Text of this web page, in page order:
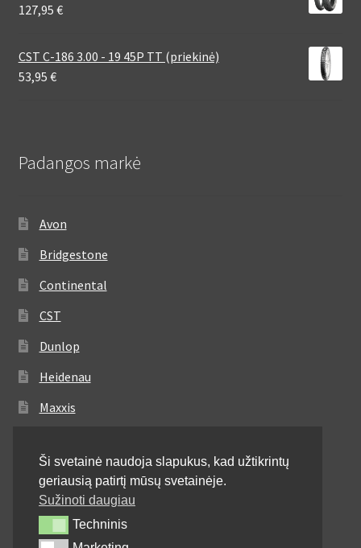
127,95 €
CST C-186 3.00 - 19 45P TT (priekinė)
53,95 €
Padangos markė
Avon
Bridgestone
Continental
CST
Dunlop
Heidenau
Maxxis
Michelin
Mitas
Pirelli
Ši svetainė naudoja slapukus, kad užtikrintų
geriausią patirtį mūsų svetainėje.
Sužinoti daugiau
TechninisTechninis